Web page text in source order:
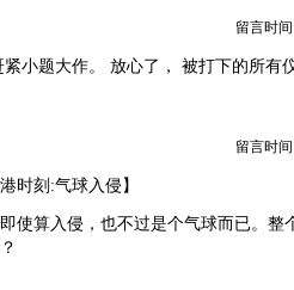
留言时间
小题大作。 放心了， 被打下的所有
留言时间
时刻:气球入侵】
使算入侵，也不过是个气球而已。整